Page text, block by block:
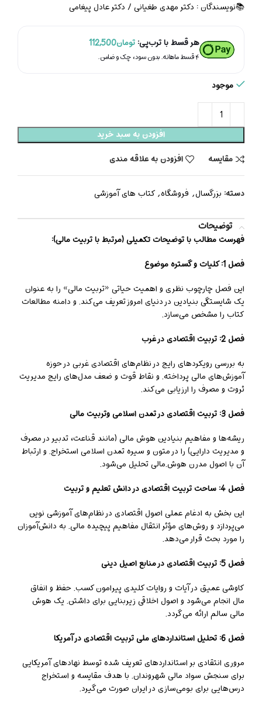
📚نویسندگان : دکتر مهدی طغیانی / دکتر عادل پیغامی
هر قسط با ترب‌پی: تومان112,500
۴ قسط ماهانه. بدون سود، چک و ضامن.
موجود
افزودن به سبد خرید
مقایسه
افزودن به علاقه مندی
دسته: بزرگسال, فروشگاه,کتاب های آموزشی
توضیحات
فهرست مطالب با توضیحات تکمیلی (مرتبط با تربیت مالی):
فصل 1: کلیات و گستره موضوع
این فصل چارچوب نظری و اهمیت حیاتی «تربیت مالی» را به عنوان
یک شایستگی بنیادین در دنیای امروز تعریف می‌کند. و دامنه مطالعات
کتاب را مشخص می‌سازد.
فصل 2: تربیت اقتصادی در غرب
به بررسی رویکردهای رایج در نظام‌های اقتصادی غربی در حوزه
آموزش‌های مالی پرداخته. و نقاط قوت و ضعف مدل‌های رایج مدیریت
ثروت و مصرف را ارزیابی می‌کند.
فصل 3: تربیت اقتصادی در تمدن اسلامی وتربیت مالی
ریشه‌ها و مفاهیم بنیادین هوش مالی (مانند قناعت، تدبیر در مصرف
و مدیریت دارایی) را در متون و سیره تمدن اسلامی استخراج. و ارتباط
آن با اصول مدرن هوش.مالی تحلیل می‌شود.
فصل 4: ساحت تربیت اقتصادی در دانش تعلیم و تربیت
این بخش به ادغام عملی اصول اقتصادی در نظام‌های آموزشی نوین
می‌پردازد و روش‌های مؤثر انتقال مفاهیم پیچیده مالی. به دانش‌آموزان
را مورد بحث قرار می‌دهد.
فصل 5: تربیت اقتصادی در منابع اصیل دینی
کاوشی عمیق در آیات و روایات کلیدی پیرامون کسب. حفظ و انفاق
مال انجام می‌شود و اصول اخلاقی زیربنایی برای داشتن. یک هوش
مالی سالم ارائه می‌گردد.
فصل 6: تحلیل استانداردهای ملی تربیت اقتصادی در آمریکا
مروری انتقادی بر استانداردهای تعریف شده توسط نهادهای آمریکایی
برای سنجش سواد مالی شهروندان. با هدف مقایسه و استخراج
درس‌هایی برای بومی‌سازی در ایران صورت می‌گیرد.